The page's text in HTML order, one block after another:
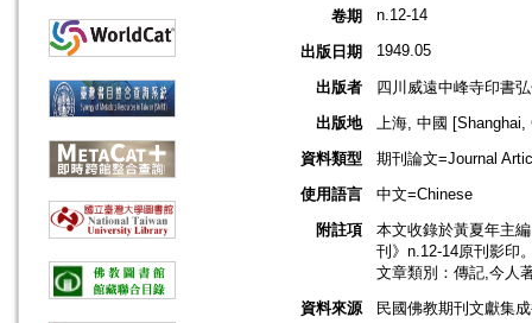
卷期
n.12-14
出版日期 1949.05
出版者
四川威遠中峰寺印書
出版地
上海, 中國 [Shanghai,
資料類型
期刊論文=Journal
使用語言
中文=Chinese
附註項
本文收錄於黃夏年主
刊》n.12-14原刊影印
文章類別：傳記,今人
資料來源
民國佛教期刊文獻集